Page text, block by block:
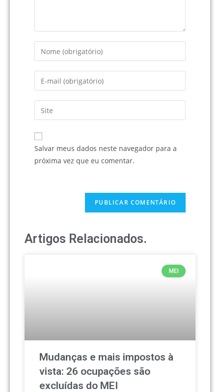
Salvar meus dados neste navegador para a
próxima vez que eu comentar.
Artigos Relacionados.
MEI
Mudanças e mais impostos à
vista: 26 ocupações são
excluídas do MEI